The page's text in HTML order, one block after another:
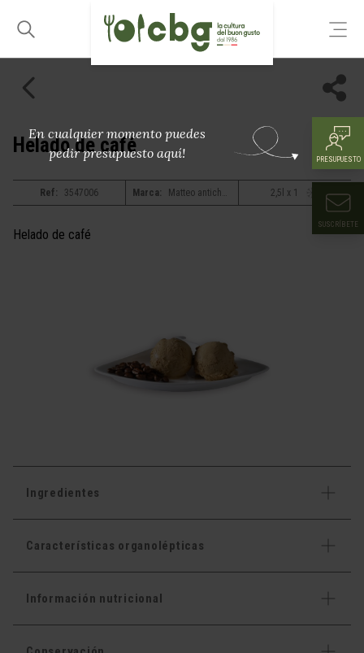
En cualquier momento puedes
pedir presupuesto aquí!
PRESUPUESTO
SUSCRÍBETE
Helado de café
Ref: 3547006 Marca: Matteo antiche ricette 2,5l x 1
Helado de café
Ingredientes
Características organolépticas
Información nutricional